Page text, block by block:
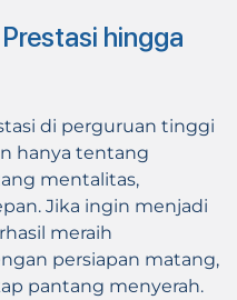
hingga
di perguruan tinggi
hanya tentang
mentalitas,
Jika ingin menjadi
meraih
persiapan matang,
pantang menyerah.